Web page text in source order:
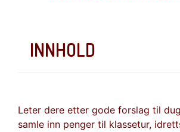
INNHOLD
Leter dere etter gode forslag til
samle inn penger til klassetur,